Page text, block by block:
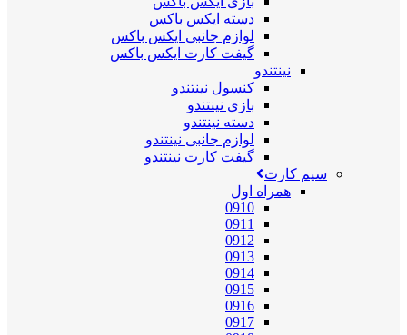
دسته ایکس باکس
لوازم جانبی ایکس باکس
گیفت کارت ایکس باکس
نینتندو
کنسول نینتندو
بازی نینتندو
دسته نینتندو
لوازم جانبی نینتندو
گیفت کارت نینتندو
سیم کارت
همراه اول
0910
0911
0912
0913
0914
0915
0916
0917